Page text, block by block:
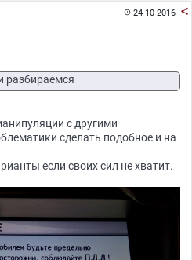
24-10-2016 
разбираемся
с другими
сделать подобное и на
если своих сил не хватит.